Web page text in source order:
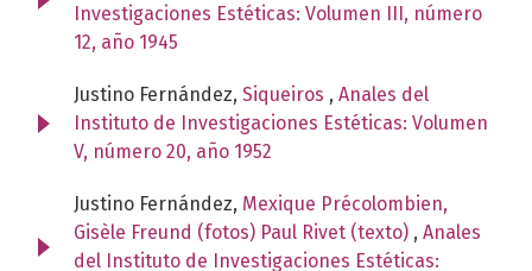
Investigaciones Estéticas: Volumen III, número
12, año 1945
Justino Fernández, Siqueiros , Anales del
Instituto de Investigaciones Estéticas: Volumen
V, número 20, año 1952
Justino Fernández, Mexique Précolombien,
Gisèle Freund (fotos) Paul Rivet (texto) , Anales
del Instituto de Investigaciones Estéticas: